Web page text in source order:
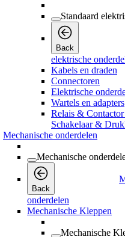
Standaard
Back
elektrische
Kabels en draden
Connectoren
Elektrische
Wartels en adapters
Relais &
Schakelaar &
Mechanische onderdelen
Mechanische
Back
onderdelen
Mechanische Kleppen
Mechanische